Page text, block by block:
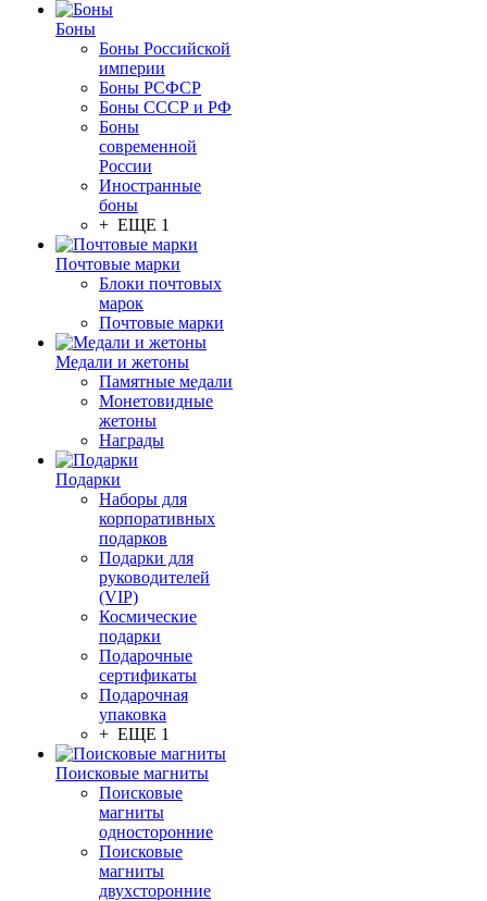
Боны
Боны Российской
империи
Боны РСФСР
Боны СССР и РФ
Боны
современной
России
Иностранные
боны
+ ЕЩЕ 1
Почтовые марки
Блоки почтовых
марок
Почтовые марки
Медали и жетоны
Памятные медали
Монетовидные
жетоны
Награды
Подарки
Наборы для
корпоративных
подарков
Подарки для
руководителей
(VIP)
Космические
подарки
Подарочные
сертификаты
Подарочная
упаковка
+ ЕЩЕ 1
Поисковые магниты
Поисковые
магниты
односторонние
Поисковые
магниты
двухсторонние